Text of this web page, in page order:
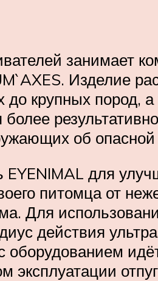
занимает
Изделие
крупных пород,
об
для
питомца от
Для
действия
оборудованием